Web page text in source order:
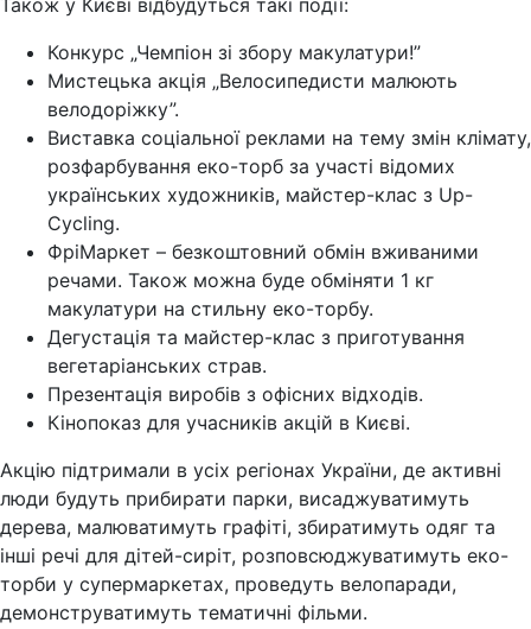
Також у Києві відбудуться такі події:
Конкурс „Чемпіон зі збору макулатури!”
Мистецька акція „Велосипедисти малюють
велодоріжку”.
Виставка соціальної реклами на тему змін клімату,
розфарбування еко-торб за участі відомих
українських художників, майстер-клас з Up-
Cycling.
ФріМаркет – безкоштовний обмін вживаними
речами. Також можна буде обміняти 1 кг
макулатури на стильну еко-торбу.
Дегустація та майстер-клас з приготування
вегетаріанських страв.
Презентація виробів з офісних відходів.
Кінопоказ для учасників акцій в Києві.
Акцію підтримали в усіх регіонах України, де активні
люди будуть прибирати парки, висаджуватимуть
дерева, малюватимуть графіті, збиратимуть одяг та
інші речі для дітей-сиріт, розповсюджуватимуть еко-
торби у супермаркетах, проведуть велопаради,
демонструватимуть тематичні фільми.